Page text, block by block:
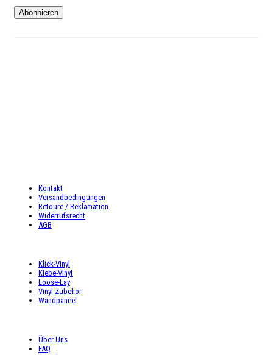
Kontakt
Versandbedingungen
Retoure / Reklamation
Widerrufsrecht
AGB
Klick-Vinyl
Klebe-Vinyl
Loose-Lay
Vinyl-Zubehör
Wandpaneel
Über Uns
FAQ